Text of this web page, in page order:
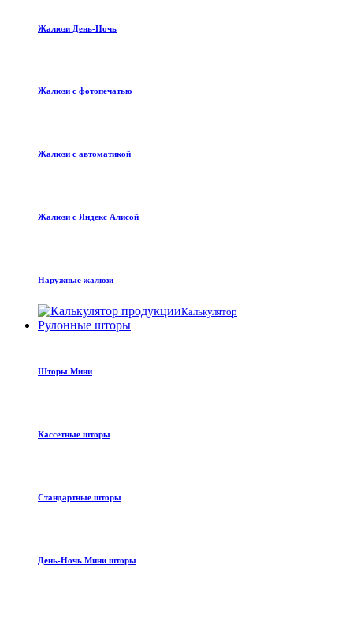
Жалюзи День-Ночь
Жалюзи с фотопечатью
Жалюзи с автоматикой
Жалюзи с Яндекс Алисой
Наружные жалюзи
Калькулятор
Рулонные шторы
Шторы Мини
Кассетные шторы
Стандартные шторы
День-Ночь Мини шторы